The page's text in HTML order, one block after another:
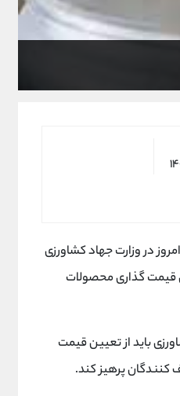
در وزارت جهاد کشاورزی
قیمت گذاری محصولات
باید از تعیین قیمت
پرهیز کند.